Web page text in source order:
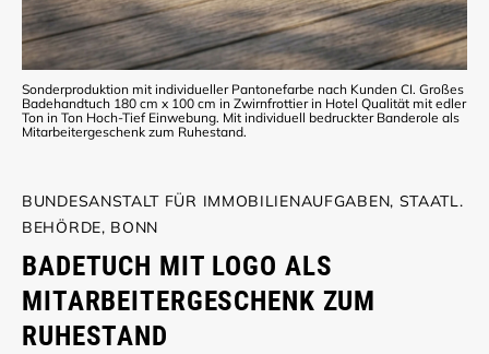
Sonderproduktion mit individueller Pantonefarbe nach Kunden CI. Großes
Badehandtuch 180 cm x 100 cm in Zwirnfrottier in Hotel Qualität mit edler
Ton in Ton Hoch-Tief Einwebung. Mit individuell bedruckter Banderole als
Mitarbeitergeschenk zum Ruhestand.
BUNDESANSTALT FÜR IMMOBILIENAUFGABEN, STAATL.
BEHÖRDE, BONN
BADETUCH MIT LOGO ALS
MITARBEITERGESCHENK ZUM
RUHESTAND